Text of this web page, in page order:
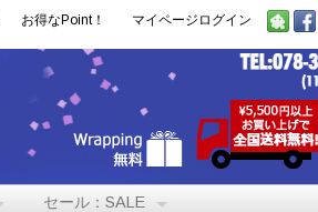
お得なPoint！ マイページログイン
セール：SALE